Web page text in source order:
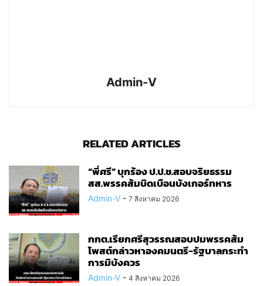
Admin-V
RELATED ARTICLES
“พี่ศรี” บุกร้อง ป.ป.ช.สอบจริยธรรม
สส.พรรคส้มบิดเบือนบังเกอร์ทหาร
Admin-V - 7 สิงหาคม 2026
กกต.เรียกศรีสุวรรณสอบปมพรรคส้ม
โพสต์กล่าวหาองคมนตรี-รัฐบาลกระทำ
การมิบังควร
Admin-V - 4 สิงหาคม 2026